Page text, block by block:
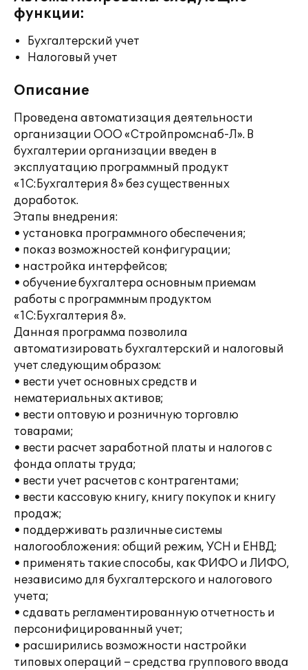
функции:
Бухгалтерский учет
Налоговый учет
Описание
Проведена автоматизация деятельности
организации ООО «Стройпромснаб-Л». В
бухгалтерии организации введен в
эксплуатацию программный продукт
«1C:Бухгалтерия 8» без существенных
доработок.
Этапы внедрения:
• установка программного обеспечения;
• показ возможностей конфигурации;
• настройка интерфейсов;
• обучение бухгалтера основным приемам
работы с программным продуктом
«1С:Бухгалтерия 8».
Данная программа позволила
автоматизировать бухгалтерский и налоговый
учет следующим образом:
• вести учет основных средств и
нематериальных активов;
• вести оптовую и розничную торговлю
товарами;
• вести расчет заработной платы и налогов с
фонда оплаты труда;
• вести учет расчетов с контрагентами;
• вести кассовую книгу, книгу покупок и книгу
продаж;
• поддерживать различные системы
налогообложения: общий режим, УСН и ЕНВД;
• применять такие способы, как ФИФО и ЛИФО,
независимо для бухгалтерского и налогового
учета;
• сдавать регламентированную отчетность и
персонифицированный учет;
• расширились возможности настройки
типовых операций – средства группового ввода